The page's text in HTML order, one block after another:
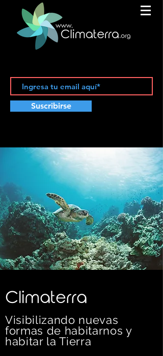
Suscribirse
C limaterra
Visibilizando nuevas
formas de habitarnos y
habitar la Tierra